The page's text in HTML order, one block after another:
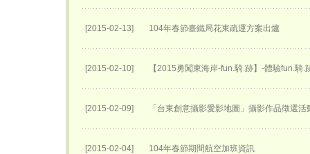
[2015-02-13] 104年春節臺鐵局花東疏運方案出爐
[2015-02-10] 【2015勇闖東海岸-fun.騎.跡】-體驗fun.騎.
[2015-02-09] 「台東創意攝影愛影地圖」攝影作品徵選活
[2015-02-04] 104年春節期間航空加班資訊